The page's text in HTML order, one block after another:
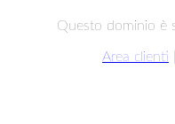
Questo dominio è
Area clienti